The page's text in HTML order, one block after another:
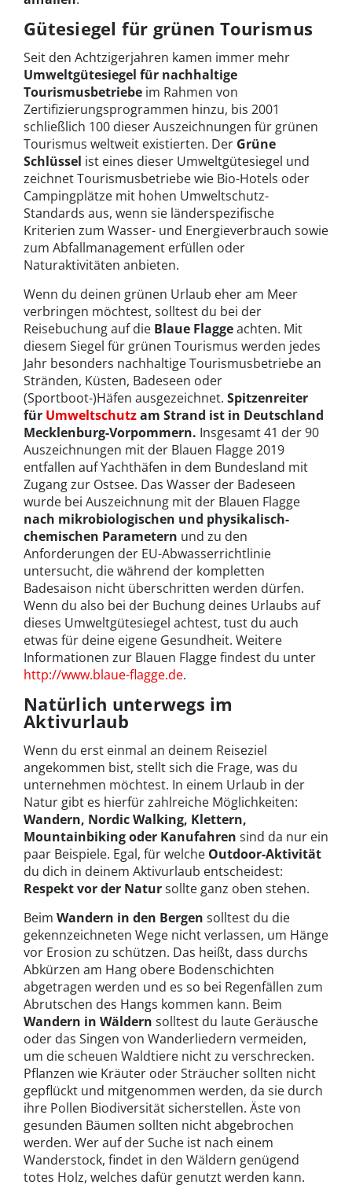
Gütesiegel für grünen Tourismus
Seit den Achtzigerjahren kamen immer mehr
Umweltgütesiegel für nachhaltige
Tourismusbetriebe im Rahmen von
Zertifizierungsprogrammen hinzu, bis 2001
schließlich 100 dieser Auszeichnungen für grünen
Tourismus weltweit existierten. Der Grüne
Schlüssel ist eines dieser Umweltgütesiegel und
zeichnet Tourismusbetriebe wie Bio-Hotels oder
Campingplätze mit hohen Umweltschutz-
Standards aus, wenn sie länderspezifische
Kriterien zum Wasser- und Energieverbrauch sowie
zum Abfallmanagement erfüllen oder
Naturaktivitäten anbieten.
Wenn du deinen grünen Urlaub eher am Meer
verbringen möchtest, solltest du bei der
Reisebuchung auf die Blaue Flaggeachten. Mit
diesem Siegel für grünen Tourismus werden jedes
Jahr besonders nachhaltige Tourismusbetriebe an
Stränden, Küsten, Badeseen oder
(Sportboot-)Häfen ausgezeichnet. Spitzenreiter
für Umweltschutzam Strand ist in Deutschland
Mecklenburg-Vorpommern. Insgesamt 41 der 90
Auszeichnungen mit der Blauen Flagge 2019
entfallen auf Yachthäfen in dem Bundesland mit
Zugang zur Ostsee. Das Wasser der Badeseen
wurde bei Auszeichnung mit der Blauen Flagge
nach mikrobiologischen und physikalisch-
chemischen Parametern und zu den
Anforderungen der EU-Abwasserrichtlinie
untersucht, die während der kompletten
Badesaison nicht überschritten werden dürfen.
Wenn du also bei der Buchung deines Urlaubs auf
dieses Umweltgütesiegel achtest, tust du auch
etwas für deine eigene Gesundheit. Weitere
Informationen zur Blauen Flagge findest du unter
http://www.blaue-flagge.de.
Natürlich unterwegs im
Aktivurlaub
Wenn du erst einmal an deinem Reiseziel
angekommen bist, stellt sich die Frage, was du
unternehmen möchtest. In einem Urlaub in der
Natur gibt es hierfür zahlreiche Möglichkeiten:
Wandern, Nordic Walking, Klettern,
Mountainbiking oder Kanufahren sind da nur ein
paar Beispiele. Egal, für welche Outdoor-Aktivität
du dich in deinem Aktivurlaub entscheidest:
Respekt vor der Natursollte ganz oben stehen.
Beim Wandern in den Bergen solltest du die
gekennzeichneten Wege nicht verlassen, um Hänge
vor Erosion zu schützen. Das heißt, dass durchs
Abkürzen am Hang obere Bodenschichten
abgetragen werden und es so bei Regenfällen zum
Abrutschen des Hangs kommen kann. Beim
Wandern in Wäldern solltest du laute Geräusche
oder das Singen von Wanderliedern vermeiden,
um die scheuen Waldtiere nicht zu verschrecken.
Pflanzen wie Kräuter oder Sträucher sollten nicht
gepflückt und mitgenommen werden, da sie durch
ihre Pollen Biodiversität sicherstellen. Äste von
gesunden Bäumen sollten nicht abgebrochen
werden. Wer auf der Suche ist nach einem
Wanderstock, findet in den Wäldern genügend
totes Holz, welches dafür genutzt werden kann.